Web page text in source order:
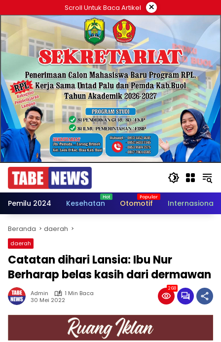
ke
konten
Scroll Untuk Baca Artikel ×
Pemilu 2024 Kesehatan Otomotif Internasional
Beranda daerah
daerah
Catatan dihari Lansia: Ibu Nur
Berharap belas kasih dari dermawan
Admin
1 Min Baca
30 Mei 2022
268